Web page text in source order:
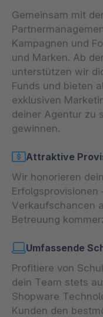
Gemeinsam mit
Kampagnen und
und Marken. Ab
unterstützen wir
Funds und bieten
exklusiven
deiner Agentur zu
gewinnen.
Attraktive
Wir honorieren
Erfolgsprovisionen
Verkaufschancen
Betreuung
Umfassende
Profitiere von
dein Team stets
Shopware
Kunden den